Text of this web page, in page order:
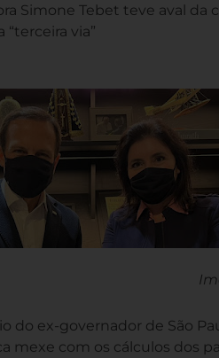
Simone Tebet teve aval da
“terceira via”
do ex-governador de São
mexe com os cálculos dos